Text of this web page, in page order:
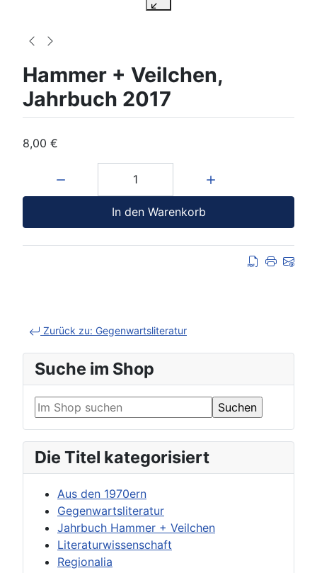
Hammer + Veilchen,
Jahrbuch 2017
8,00 €
In den Warenkorb
Zurück zu: Gegenwartsliteratur
Suche im Shop
Die Titel kategorisiert
Aus den 1970ern
Gegenwartsliteratur
Jahrbuch Hammer + Veilchen
Literaturwissenschaft
Regionalia